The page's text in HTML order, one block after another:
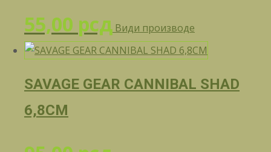
55,00 рсд Види производе
SAVAGE GEAR CANNIBAL SHAD
6,8CM